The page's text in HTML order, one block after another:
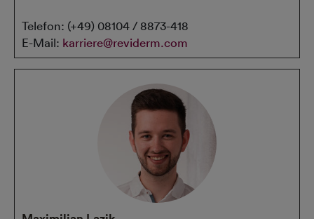
Telefon: (+49) 08104 / 8873-418
E-Mail: karriere@reviderm.com